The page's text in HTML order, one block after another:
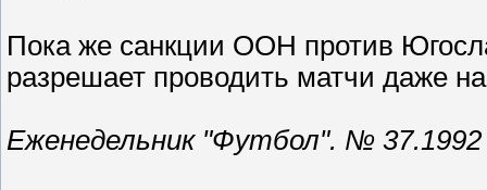
Пока же санкции ООН против
разрешает проводить матчи даже
Еженедельник "Футбол". № 37.1992